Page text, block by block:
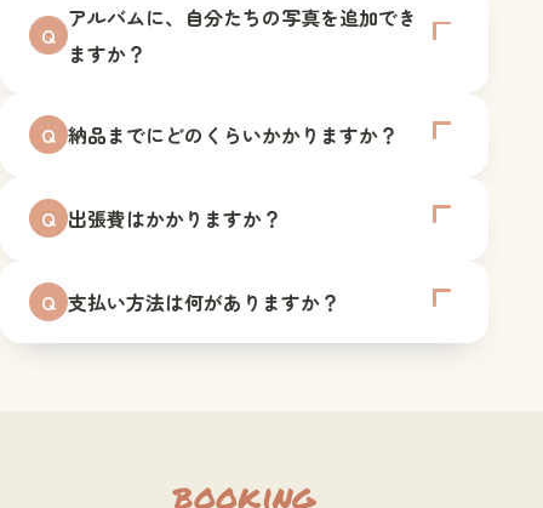
Q
アルバムに、自分たちの写真を追加でき
ますか？
Q 納品までにどのくらいかかりますか？
Q 出張費はかかりますか？
Q 支払い方法は何がありますか？
booking